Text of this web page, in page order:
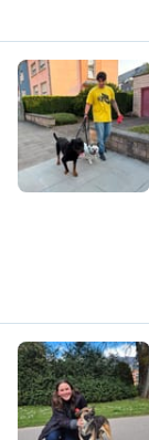
D
V